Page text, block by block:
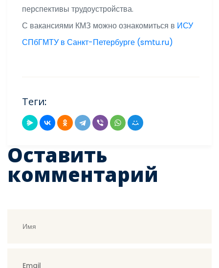
перспективы трудоустройства.
С вакансиями КМЗ можно ознакомиться в ИСУ
СПбГМТУ в Санкт-Петербурге (smtu.ru)
Теги:
Оставить
комментарий